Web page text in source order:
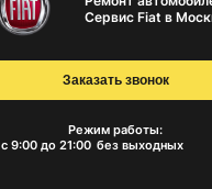
Сервис Fiat в
Режим работы:
с 9:00 до 21:00 без выходных
Заказать звонок